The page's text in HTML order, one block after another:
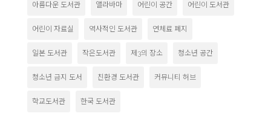
아름다운 도서관 앨라바마 어린이 공간 어린이 도서관
어린이 자료실 역사적인 도서관 연체료 폐지
일본 도서관 작은도서관 제3의 장소 청소년 공간
청소년 금지 도서 친환경 도서관 커뮤니티 허브
학교도서관 한국 도서관